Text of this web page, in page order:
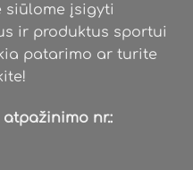
siūlome įsigyti
ir produktus sportui
patarimo ar turite
nr.: